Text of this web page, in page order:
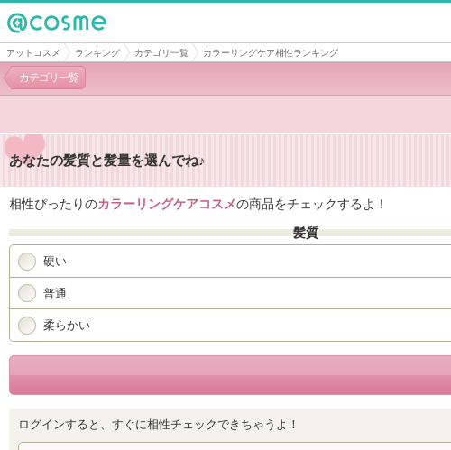
@cosme
アットコスメ ランキング カテゴリ一覧 カラーリングケア相性ランキング
カテゴリ一覧
あなたの髪質と髪量を選んでね♪
相性ぴったりのカラーリングケアコスメの商品をチェックするよ！
髪質
硬い
普通
柔らかい
ログインすると、すぐに相性チェックできちゃうよ！